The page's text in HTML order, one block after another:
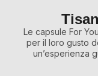
Le capsule For
per il loro gusto
un’esperienza